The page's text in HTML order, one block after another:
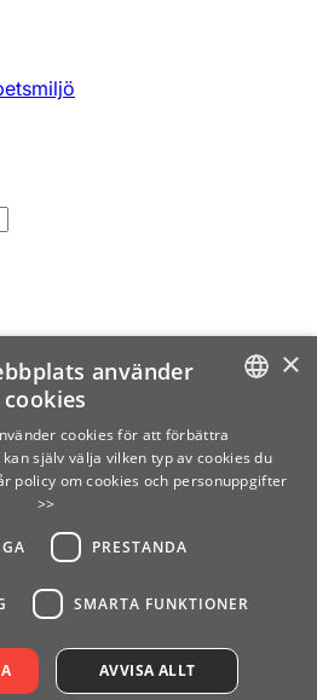
SWEDISH
×
använder
cookies
cookies för att förbättra
själv välja vilken typ av cookies du
policy om cookies och personuppgifter
>>
PRESTANDA
SMARTA FUNKTIONER
AVVISA ALLT